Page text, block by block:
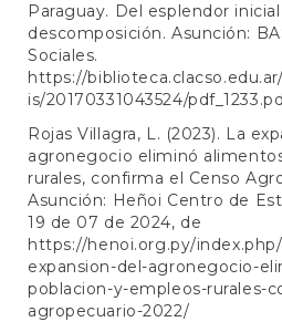
Paraguay. Del esplendor
descomposición. Asunción:
Sociales.
https://
is/20170331043524/
Rojas Villagra, L. (2023). La
agronegocio eliminó
rurales, confirma el Censo
Asunción: Heñoi Centro de
19 de 07 de 2024, de
https://henoi.org.py/
expansion-del-agronegocio-
poblacion-y-empleos-rurales-
agropecuario-2022/